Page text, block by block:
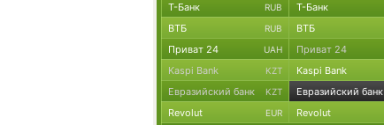
Т-Банк RUB Т-Банк
ВТБ RUB ВТБ
Приват 24 UAH Приват 24
Kaspi Bank KZT Kaspi Bank
Евразийский банк KZT Евразийский банк
Revolut EUR Revolut